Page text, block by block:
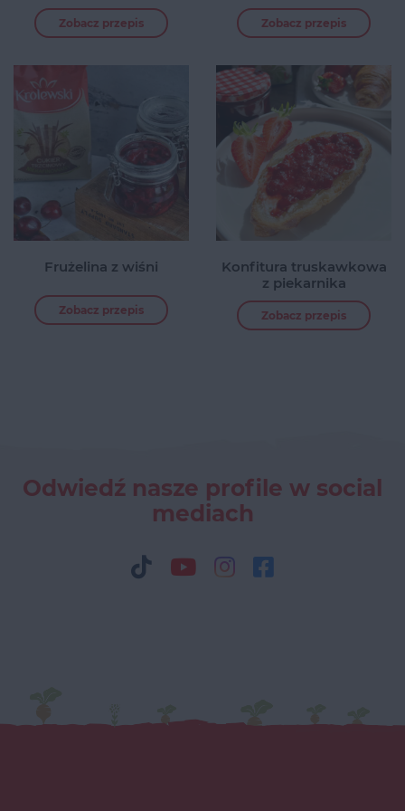
Zobacz przepis Zobacz przepis
Frużelina z wiśni
Zobacz przepis
Konfitura truskawkowa
z piekarnika
Zobacz przepis
Odwiedź nasze profile w social
mediach